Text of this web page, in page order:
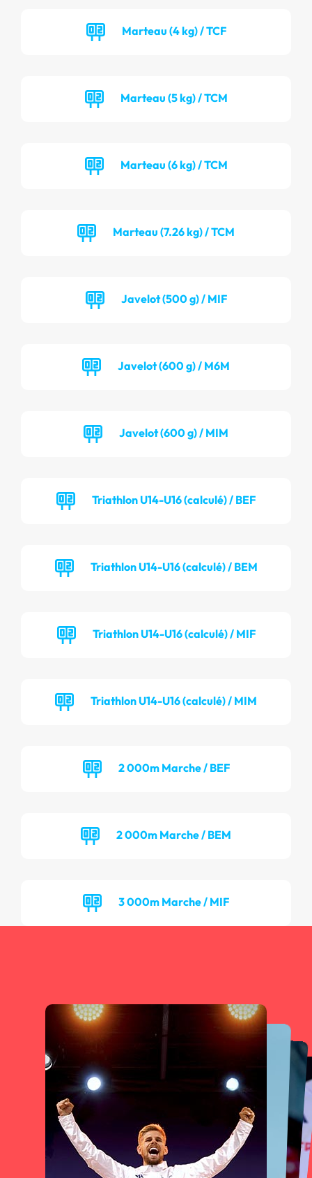
Marteau (4 kg) / TCF
Marteau (5 kg) / TCM
Marteau (6 kg) / TCM
Marteau (7.26 kg) / TCM
Javelot (500 g) / MIF
Javelot (600 g) / M6M
Javelot (600 g) / MIM
Triathlon U14-U16 (calculé) / BEF
Triathlon U14-U16 (calculé) / BEM
Triathlon U14-U16 (calculé) / MIF
Triathlon U14-U16 (calculé) / MIM
2 000m Marche / BEF
2 000m Marche / BEM
3 000m Marche / MIF